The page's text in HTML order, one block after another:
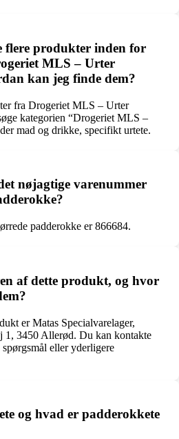
flere produkter inden for
MLS – Urter
kan jeg finde dem?
fra Drogeriet MLS – Urter
kategorien “Drogeriet MLS –
mad og drikke, specifikt urtete.
nøjagtige varenummer
padderokke er 866684.
af dette produkt, og hvor
er Matas Specialvarelager,
1, 3450 Allerød. Du kan kontakte
eller yderligere
og hvad er padderokkete